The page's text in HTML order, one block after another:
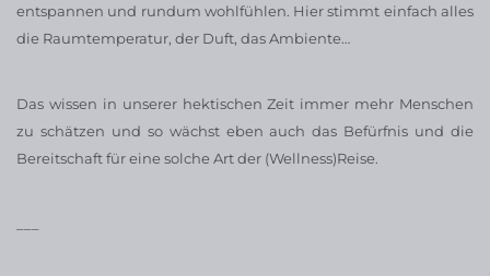
entspannen und rundum wohlfühlen. Hier stimmt einfach alles
die Raumtemperatur, der Duft, das Ambiente…
Das wissen in unserer hektischen Zeit immer mehr Menschen
zu schätzen und so wächst eben auch das Befürfnis und die
Bereitschaft für eine solche Art der (Wellness)Reise.